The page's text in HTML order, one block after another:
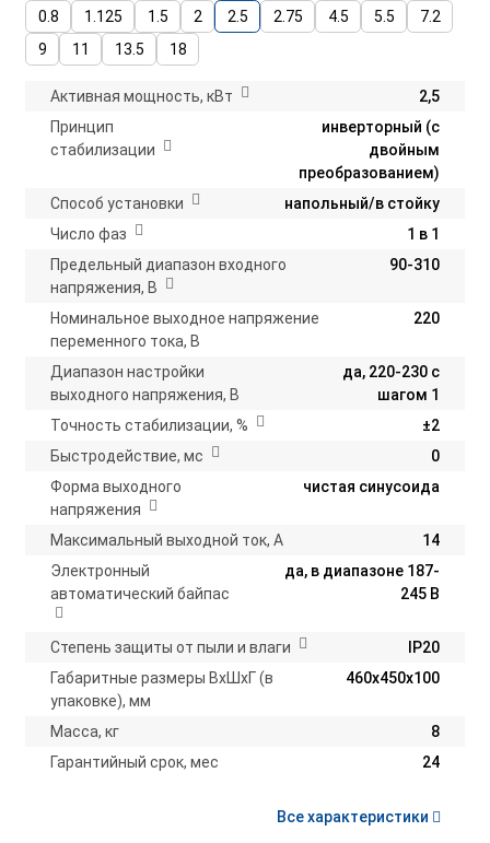
0.8
1.125 1.5 2 2.5 2.75 4.5 5.5
7.2
9
11 13.5 18
Активная мощность, кВт
2,5
Принцип
стабилизации
инверторный (с
двойным
преобразованием)
Способ установки
напольный/в стойку
Число фаз
1 в 1
Предельный диапазон входного
напряжения, В
90-310
Номинальное выходное напряжение
переменного тока, В
220
Диапазон настройки
выходного напряжения, В
да, 220-230 с
шагом 1
Точность стабилизации, %
±2
Быстродействие, мс
0
Форма выходного
напряжения
чистая синусоида
Максимальный выходной ток, А
14
Электронный
автоматический байпас
да, в диапазоне 187-
245 В
Степень защиты от пыли и влаги
IP20
Габаритные размеры ВхШхГ (в
упаковке), мм
460х450х100
Масса, кг
8
Гарантийный срок, мес
24
Все характеристики